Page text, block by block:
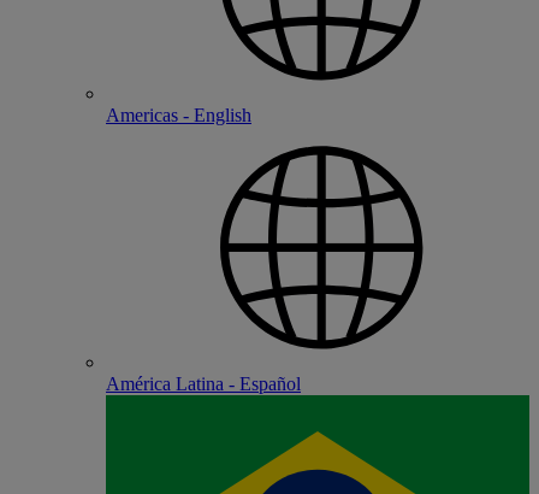
Americas - English
América Latina - Español